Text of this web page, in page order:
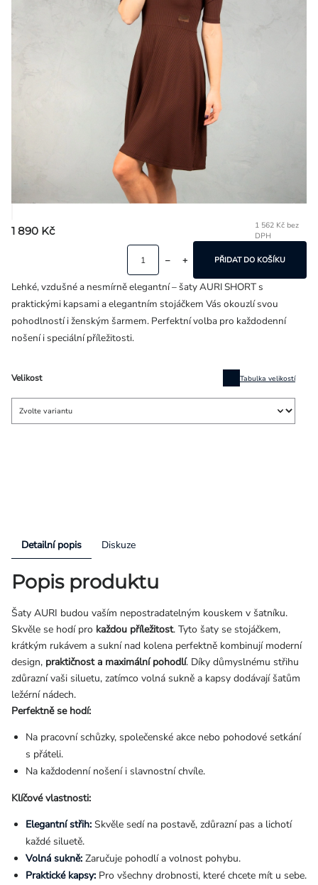
1 890 Kč
1 562 Kč bez
DPH
Velikost Tabulka velikostí
PŘIDAT DO KOŠÍKU
Lehké, vzdušné a nesmírně elegantní – šaty AURI SHORT s
praktickými kapsami a elegantním stojáčkem Vás okouzlí svou
pohodlností i ženským šarmem. Perfektní volba pro každodenní
nošení i speciální příležitosti.
Detailní popis Diskuze
Popis produktu
Šaty AURI budou vaším nepostradatelným kouskem v šatníku.
Skvěle se hodí pro každou příležitost. Tyto šaty se stojáčkem,
krátkým rukávem a sukní nad kolena perfektně kombinují moderní
design, praktičnost a maximální pohodlí. Díky důmyslnému střihu
zdůrazní vaši siluetu, zatímco volná sukně a kapsy dodávají šatům
ležérní nádech.
Perfektně se hodí:
Na pracovní schůzky, společenské akce nebo pohodové setkání
s přáteli.
Na každodenní nošení i slavnostní chvíle.
Klíčové vlastnosti:
Elegantní střih: Skvěle sedí na postavě, zdůrazní pas a lichotí
každé siluetě.
Volná sukně: Zaručuje pohodlí a volnost pohybu.
Praktické kapsy: Pro všechny drobnosti, které chcete mít u sebe.